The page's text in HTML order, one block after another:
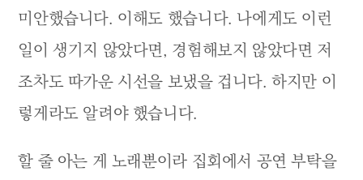
미안했습니다. 이해도 했습니다. 나에게도 이런
일이 생기지 않았다면, 경험해보지 않았다면 저
조차도 따가운 시선을 보냈을 겁니다. 하지만 이
렇게라도 알려야 했습니다.
할 줄 아는 게 노래뿐이라 집회에서 공연 부탁을